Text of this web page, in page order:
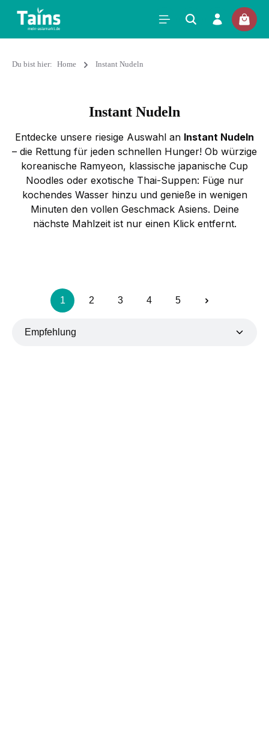
Du bist hier: Home Instant Nudeln
Instant Nudeln
Entdecke unsere riesige Auswahl an Instant Nudeln
– die Rettung für jeden schnellen Hunger! Ob würzige
koreanische Ramyeon, klassische japanische Cup
Noodles oder exotische Thai-Suppen: Füge nur
kochendes Wasser hinzu und genieße in wenigen
Minuten den vollen Geschmack Asiens. Deine
nächste Mahlzeit ist nur einen Klick entfernt.
1 2 3 4 5